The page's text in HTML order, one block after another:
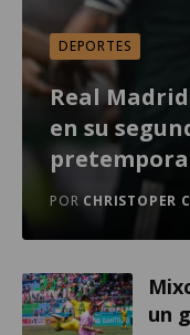
DEPORTES
Real
en su
POR CHRISTOPER
un